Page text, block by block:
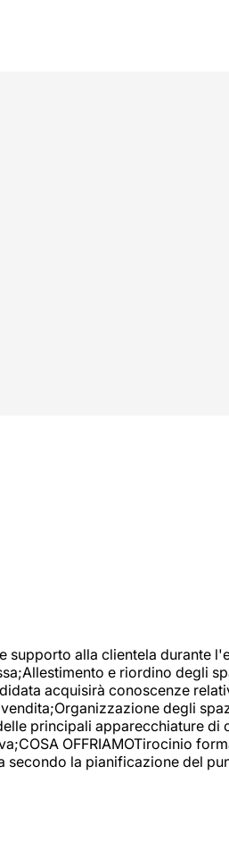
alla clientela durante
e riordino degli
acquisirà conoscenze
degli
principali apparecchiature di
OFFRIAMOTirocinio
la pianificazione del